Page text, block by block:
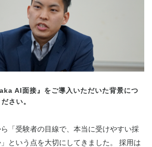
AI面接』をご導入いただいた背景につ
さい。
「受験者の目線で、本当に受けやすい採
という点を大切にしてきました。 採用は